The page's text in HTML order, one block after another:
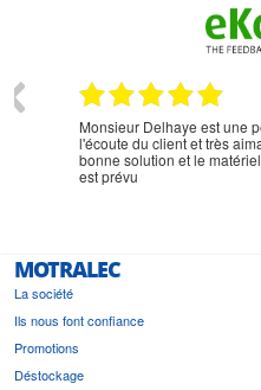
Monsieur Delhaye est une
l'écoute du client et très
bonne solution et le
est prévu
MOTRALEC
La société
Ils nous font confiance
Promotions
Déstockage